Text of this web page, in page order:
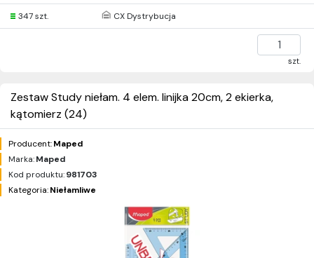
347 szt. CX Dystrybucja
szt.
Zestaw Study niełam. 4 elem. linijka 20cm, 2 ekierka,
kątomierz (24)
Producent:Maped
Marka:Maped
Kod produktu:981703
Kategoria:Niełamliwe